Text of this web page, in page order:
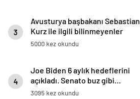
3
Avusturya başbakanı Sebastian
Kurz ile ilgili bilinmeyenler
5000 kez okundu
4
Joe Biden 6 aylık hedeflerini
açıkladı. Senato buz gibi…
3095 kez okundu